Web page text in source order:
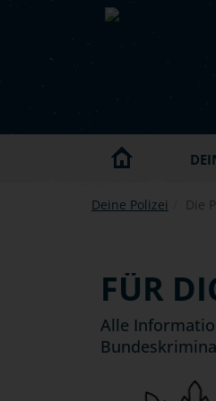
Skip to main content
Deine Polizei Die
FÜR
Alle